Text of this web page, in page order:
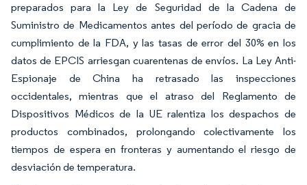
preparados para la Ley de Seguridad de la Cadena de
Suministro de Medicamentos antes del período de gracia de
cumplimiento de la FDA, y las tasas de error del 30% en los
datos de EPCIS arriesgan cuarentenas de envíos. La Ley Anti-
Espionaje de China ha retrasado las inspecciones
occidentales, mientras que el atraso del Reglamento de
Dispositivos Médicos de la UE ralentiza los despachos de
productos combinados, prolongando colectivamente los
tiempos de espera en fronteras y aumentando el riesgo de
desviación de temperatura.